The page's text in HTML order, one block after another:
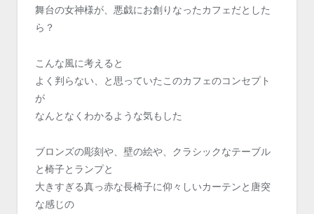
舞台の女神様が、悪戯にお創りなったカフェだとした
ら？
こんな風に考えると
よく判らない、と思っていたこのカフェのコンセプト
が
なんとなくわかるような気もした
ブロンズの彫刻や、壁の絵や、クラシックなテーブル
と椅子とランプと
大きすぎる真っ赤な長椅子に仰々しいカーテンと唐突
な感じの